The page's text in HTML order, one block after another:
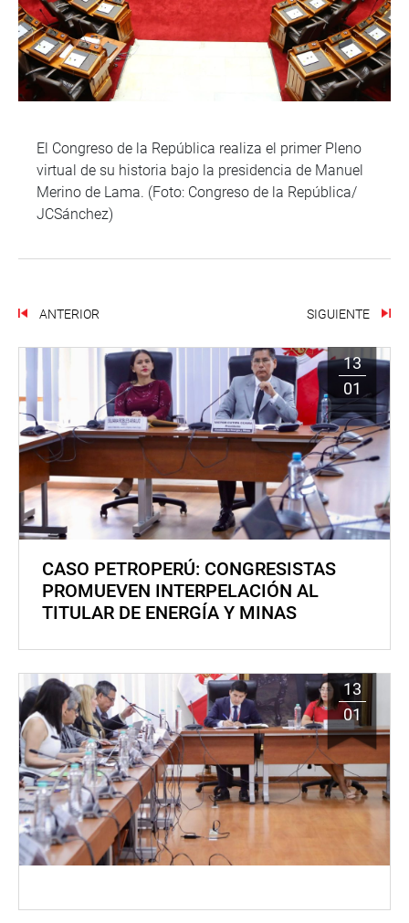
El Congreso de la República realiza el primer Pleno
virtual de su historia bajo la presidencia de Manuel
Merino de Lama. (Foto: Congreso de la República/
JCSánchez)
ANTERIOR SIGUIENTE
13
01
CASO PETROPERÚ: CONGRESISTAS
PROMUEVEN INTERPELACIÓN AL
TITULAR DE ENERGÍA Y MINAS
13
01